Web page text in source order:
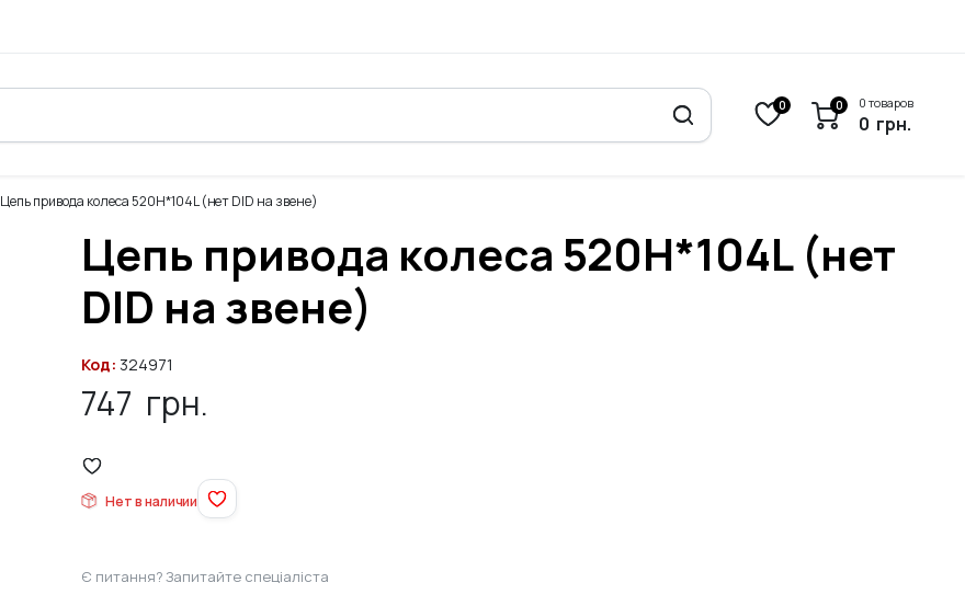
0 0 0 товаров
0 грн.
Цепь привода колеса 520H*104L (нет DID на звене)
Цепь привода колеса 520H*104L (нет
DID на звене)
Код: 324971
747 грн.
Нет в наличии
Є питання? Запитайте спеціаліста